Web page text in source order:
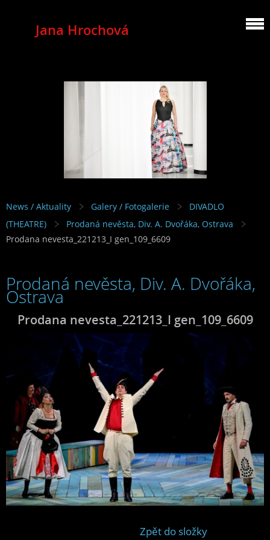
Jana Hrochová
MEZZOSOPRANO
News / Aktuality Galery / Fotogalerie
DIVADLO
(THEATRE)
Prodaná nevěsta, Div. A. Dvořáka, Ostrava
Prodana nevesta_221213_I gen_109_6609
Prodaná nevěsta, Div. A. Dvořáka,
Ostrava
Prodana nevesta_221213_I gen_109_6609
Zpět do složky